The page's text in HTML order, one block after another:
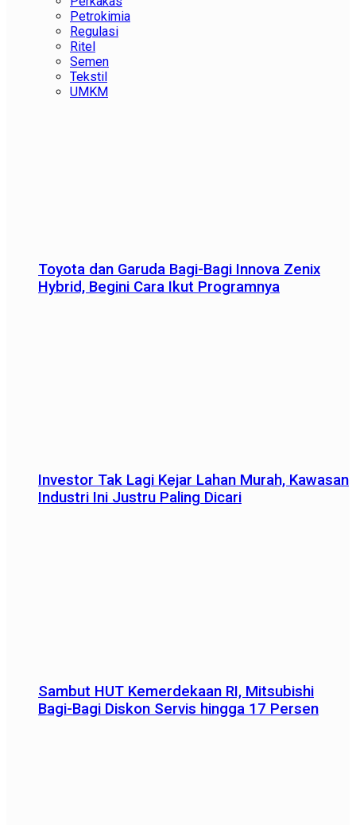
Petrokimia
Regulasi
Ritel
Semen
Tekstil
UMKM
Toyota dan Garuda Bagi-Bagi Innova Zenix
Hybrid, Begini Cara Ikut Programnya
Investor Tak Lagi Kejar Lahan Murah, Kawasan
Industri Ini Justru Paling Dicari
Sambut HUT Kemerdekaan RI, Mitsubishi
Bagi-Bagi Diskon Servis hingga 17 Persen